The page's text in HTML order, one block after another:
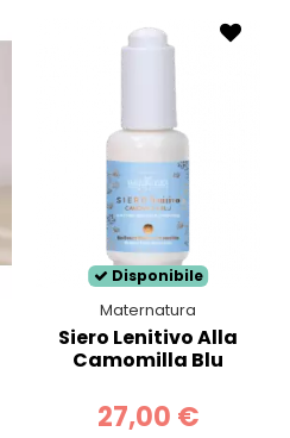
Disponibile
Maternatura
Siero Lenitivo Alla
Camomilla Blu
27,00 €